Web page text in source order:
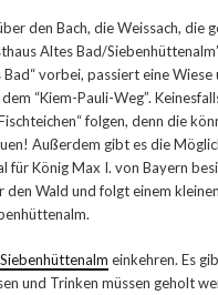
den Bach, die Weissach, die
Altes Bad/
vorbei, passiert eine
“Kiem-Pauli-Weg”.
folgen, denn die
Außerdem gibt es die
für König Max I. von Bayern
den Wald und folgt einem
Siebenhüttenalm einkehren. Es
und Trinken müssen geholt